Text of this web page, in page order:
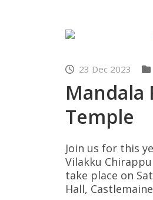
23 Dec 2023
Mandala
Temple
Join us for this
Vilakku
take place on
Hall,